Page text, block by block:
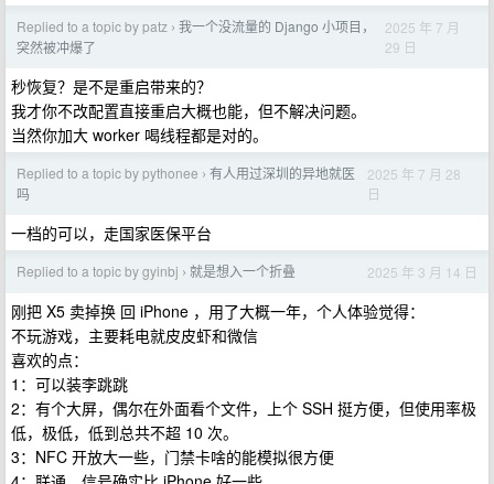
Replied to a topic by patz › 我一个没流量的 Django 小项目，
突然被冲爆了
2025 年 7 月
29 日
秒恢复？是不是重启带来的？
我才你不改配置直接重启大概也能，但不解决问题。
当然你加大 worker 喝线程都是对的。
Replied to a topic by pythonee › 有人用过深圳的异地就医
吗
2025 年 7 月 28
日
一档的可以，走国家医保平台
Replied to a topic by gyinbj › 就是想入一个折叠 2025 年 3 月 14 日
刚把 X5 卖掉换 回 iPhone ，用了大概一年，个人体验觉得：
不玩游戏，主要耗电就皮皮虾和微信
喜欢的点：
1：可以装李跳跳
2：有个大屏，偶尔在外面看个文件，上个 SSH 挺方便，但使用率极
低，极低，低到总共不超 10 次。
3：NFC 开放大一些，门禁卡啥的能模拟很方便